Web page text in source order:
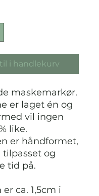
i handlekurv
maskemarkør.
er laget én og
vil ingen
like.
er håndformet,
og
tid på.
ca. 1,5cm i